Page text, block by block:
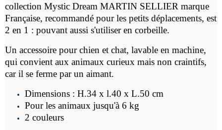
collection Mystic Dream MARTIN SELLIER marque
Française, recommandé pour les petits déplacements, est
2 en 1 : pouvant aussi s'utiliser en corbeille.
Un accessoire pour chien et chat, lavable en machine,
qui convient aux animaux curieux mais non craintifs,
car il se ferme par un aimant.
Dimensions : H.34 x l.40 x L.50 cm
Pour les animaux jusqu'à 6 kg
2 couleurs